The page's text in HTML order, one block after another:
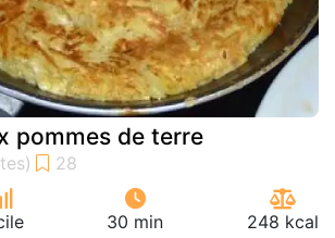
pommes de terre
30 min 248 kcal